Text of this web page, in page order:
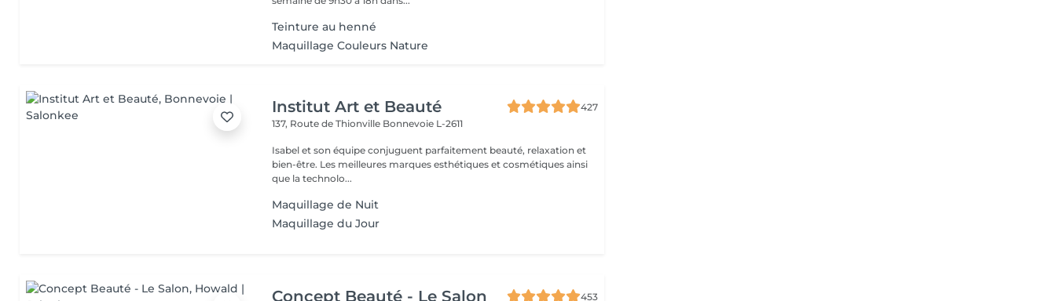
Teinture au henné
Maquillage Couleurs Nature
Institut Art et Beauté
427
137, Route de Thionville Bonnevoie L-2611
Isabel et son équipe conjuguent parfaitement beauté, relaxation et
bien-être. Les meilleures marques esthétiques et cosmétiques ainsi
que la technolo...
Maquillage de Nuit
Maquillage du Jour
Concept Beauté - Le Salon
453